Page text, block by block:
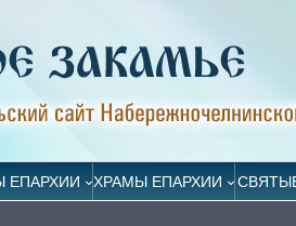
ЕПАРХИИ ХРАМЫ ЕПАРХИИ